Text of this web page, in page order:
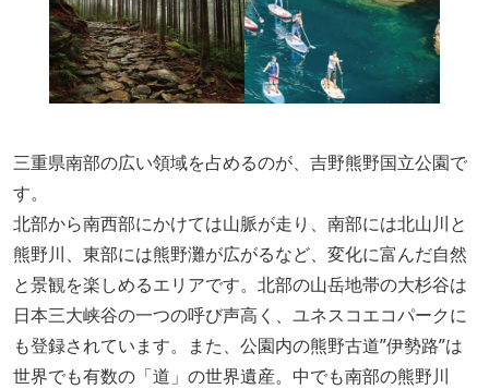
三重県南部の広い領域を占めるのが、吉野熊野国立公園で
す。
北部から南西部にかけては山脈が走り、南部には北山川と
熊野川、東部には熊野灘が広がるなど、変化に富んだ自然
と景観を楽しめるエリアです。北部の山岳地帯の大杉谷は
日本三大峡谷の一つの呼び声高く、ユネスコエコパークに
も登録されています。また、公園内の熊野古道”伊勢路”は
世界でも有数の「道」の世界遺産。中でも南部の熊野川